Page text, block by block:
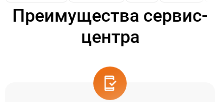
Преимущества сервис-
центра